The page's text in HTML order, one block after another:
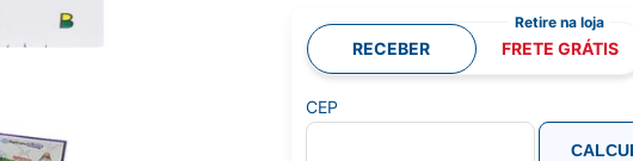
RECEBER FRETE GRÁTIS
CEP